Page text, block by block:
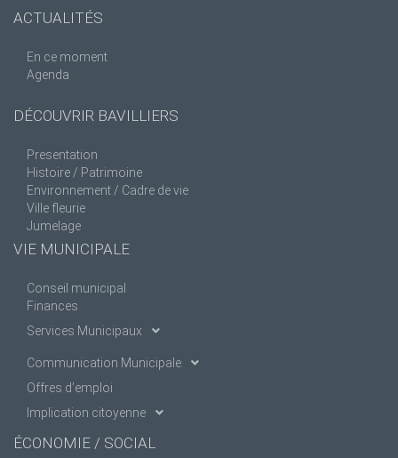
ACTUALITÉS
En ce moment
Agenda
DÉCOUVRIR BAVILLIERS
Presentation
Histoire / Patrimoine
Environnement / Cadre de vie
Ville fleurie
Jumelage
VIE MUNICIPALE
Conseil municipal
Finances
Services Municipaux
Communication Municipale
Offres d’emploi
Implication citoyenne
ÉCONOMIE / SOCIAL